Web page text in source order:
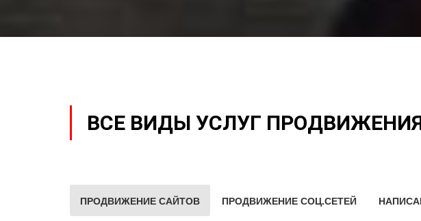
ВСЕ ВИДЫ УСЛУГ
ПРОДВИЖЕНИЕ САЙТОВ ПРОДВИЖЕНИЕ СОЦ.СЕТЕЙ